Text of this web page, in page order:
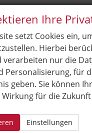
Schlüssellose
Ihre
setzt Cookies ein,
Hierbei
verarbeiten nur die
Personalisierung, für
geben. Sie können
für die
Einstellungen